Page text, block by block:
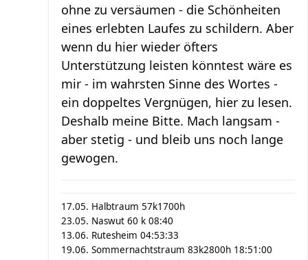
ohne zu versäumen - die Schönheiten
eines erlebten Laufes zu schildern. Aber
wenn du hier wieder öfters
Unterstützung leisten könntest wäre es
mir - im wahrsten Sinne des Wortes -
ein doppeltes Vergnügen, hier zu lesen.
Deshalb meine Bitte. Mach langsam -
aber stetig - und bleib uns noch lange
gewogen.
17.05. Halbtraum 57k1700h
23.05. Naswut 60 k 08:40
13.06. Rutesheim 04:53:33
19.06. Sommernachtstraum 83k2800h 18:51:00